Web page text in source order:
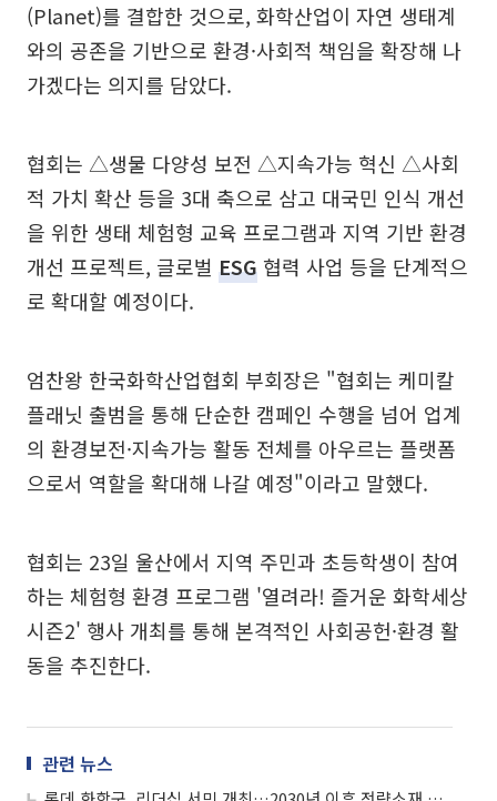
(Planet)를 결합한 것으로, 화학산업이 자연 생태계
와의 공존을 기반으로 환경·사회적 책임을 확장해 나
가겠다는 의지를 담았다.
협회는 △생물 다양성 보전 △지속가능 혁신 △사회
적 가치 확산 등을 3대 축으로 삼고 대국민 인식 개선
을 위한 생태 체험형 교육 프로그램과 지역 기반 환경
개선 프로젝트, 글로벌 ESG 협력 사업 등을 단계적으
로 확대할 예정이다.
엄찬왕 한국화학산업협회 부회장은 "협회는 케미칼
플래닛 출범을 통해 단순한 캠페인 수행을 넘어 업계
의 환경보전·지속가능 활동 전체를 아우르는 플랫폼
으로서 역할을 확대해 나갈 예정"이라고 말했다.
협회는 23일 울산에서 지역 주민과 초등학생이 참여
하는 체험형 환경 프로그램 '열려라! 즐거운 화학세상
시즌2' 행사 개최를 통해 본격적인 사회공헌·환경 활
동을 추진한다.
관련 뉴스